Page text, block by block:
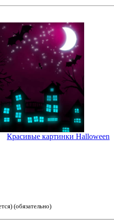
Красивые картинки Halloween
(обязательно)